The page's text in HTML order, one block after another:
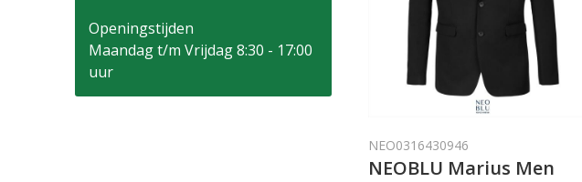
Openingstijden
Maandag t/m Vrijdag 8:30 - 17:00
uur
NEO0316430946
NEOBLU Marius Men